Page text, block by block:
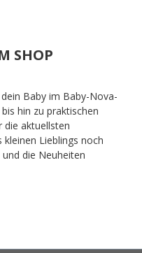
SHOP
Baby im Baby-Nova-
hin zu praktischen
die aktuellsten
Lieblings noch
die Neuheiten